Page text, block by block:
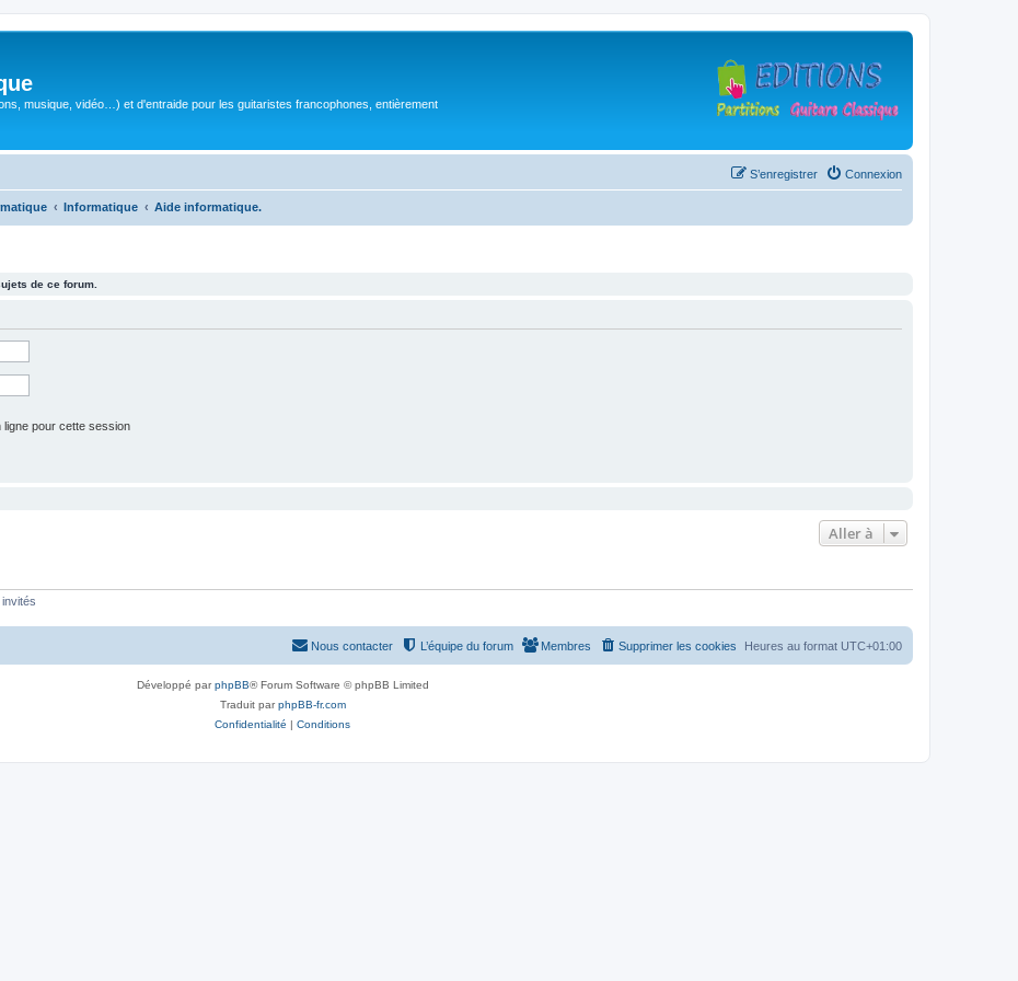
musique, vidéo…) et d'entraide pour les guitaristes francophones, entièrement
Connexion
S’enregistrer
Informatique Aide informatique.
de ce forum.
pour cette session
Aller à
Heures au format UTC+01:00
Supprimer les cookies
Membres
L’équipe du forum
Nous contacter
Développé parphpBB® Forum Software © phpBB Limited
Traduit parphpBB-fr.com
Confidentialité | Conditions